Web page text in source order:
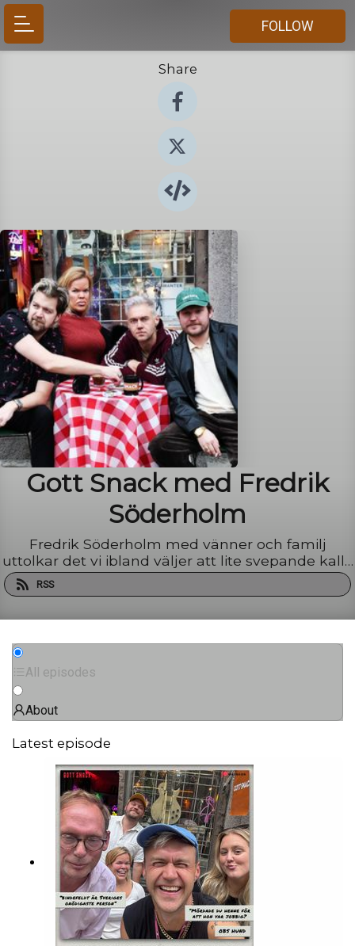
FOLLOW
Share
Gott Snack med Fredrik
Söderholm
Fredrik Söderholm med vänner och familj
uttolkar det vi ibland väljer att lite svepande kalla
för samtiden i Sveriges enda uthärdliga
morgonradioprogram.
RSS
All episodes
About
Latest episode